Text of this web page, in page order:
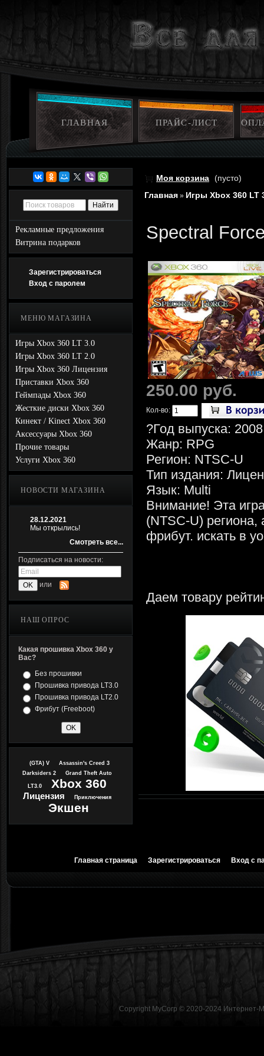
ГЛАВНАЯ ПРАЙС-ЛИСТ
Рекламные предложения
Витрина подарков
Зарегистрироваться
Вход с паролем
МЕНЮ МАГАЗИНА
Игры Xbox 360 LT 3.0
Игры Xbox 360 LT 2.0
Игры Xbox 360 Лицензия
Приставки Xbox 360
Геймпады Xbox 360
Жесткие диски Xbox 360
Кинект / Kinect Xbox 360
Аксессуары Xbox 360
Прочие товары
Услуги Xbox 360
НОВОСТИ МАГАЗИНА
28.12.2021
Мы открылись!
Смотреть все...
Подписаться на новости:
или
НАШ ОПРОС
Какая прошивка Xbox 360 у
Вас?
Без прошивки
Прошивка привода LT3.0
Прошивка привода LT2.0
Фрибут (Freeboot)
(GTA) V
Assassin's Creed 3
Darksiders 2
Grand Theft Auto
LT3.0 Xbox 360
Лицензия Приключения
Экшен
Моя корзина (пусто)
Главная » Игры Xbox 360 LT
Spectral
250.00 руб.
Кол-во:
?Год выпуска: 2008
Жанр: RPG
Регион: NTSC-U
Тип издания:
Язык: Multi
Внимание! Эта
(NTSC-U) региона,
фрибут. искать в
Даем товару
Главная страница Зарегистрироваться Вход с
Copyright MyCorp © 2020-2024 Интернет-